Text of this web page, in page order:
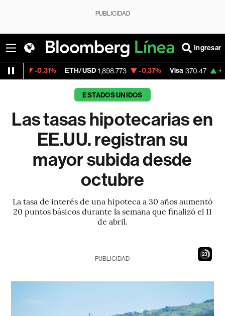
PUBLICIDAD
Ingresar
ETH/USD 1,898.773 -0.37% Visa 370.47 +0.52%
ESTADOS UNIDOS
Las tasas hipotecarias en
EE.UU. registran su
mayor subida desde
octubre
La tasa de interés de una hipoteca a 30 años aumentó
20 puntos básicos durante la semana que finalizó el 11
de abril.
22
PUBLICIDAD